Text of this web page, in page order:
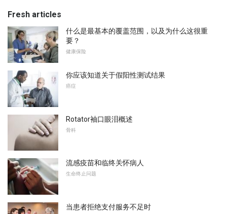
Fresh articles
什么是最基本的覆盖范围，以及为什么这很重
要？
健康保险
你应该知道关于假阳性测试结果
癌症
Rotator袖口眼泪概述
骨科
流感疫苗和临终关怀病人
生命终止问题
当患者拒绝支付服务不足时